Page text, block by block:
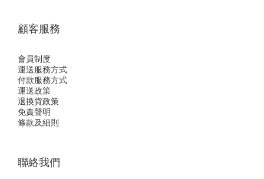
顧客服務
會員制度
運送服務方式
付款服務方式
運送政策
退換貨政策
免責聲明
條款及細則
聯絡我們